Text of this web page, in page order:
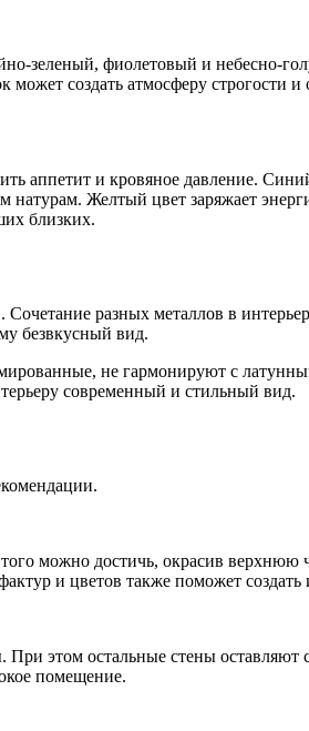
зеленый, фиолетовый и небесно-
создать атмосферу строгости
аппетит и кровяное давление.
натурам. Желтый цвет заряжает
близких.
разных металлов в
безвкусный вид.
не гармонируют с
современный и стильный вид.
можно достичь, окрасив верхнюю
и цветов также поможет
этом остальные стены оставляют
помещение.